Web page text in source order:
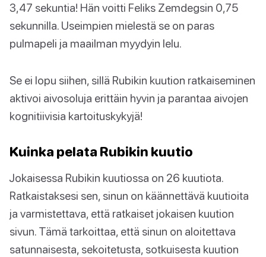
3,47 sekuntia! Hän voitti Feliks Zemdegsin 0,75
sekunnilla. Useimpien mielestä se on paras
pulmapeli ja maailman myydyin lelu.
Se ei lopu siihen, sillä Rubikin kuution ratkaiseminen
aktivoi aivosoluja erittäin hyvin ja parantaa aivojen
kognitiivisia kartoituskykyjä!
Kuinka pelata Rubikin kuutio
Jokaisessa Rubikin kuutiossa on 26 kuutiota.
Ratkaistaksesi sen, sinun on käännettävä kuutioita
ja varmistettava, että ratkaiset jokaisen kuution
sivun. Tämä tarkoittaa, että sinun on aloitettava
satunnaisesta, sekoitetusta, sotkuisesta kuution